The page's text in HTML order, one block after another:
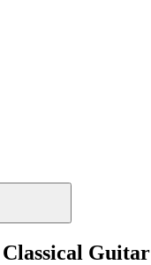
Guitar